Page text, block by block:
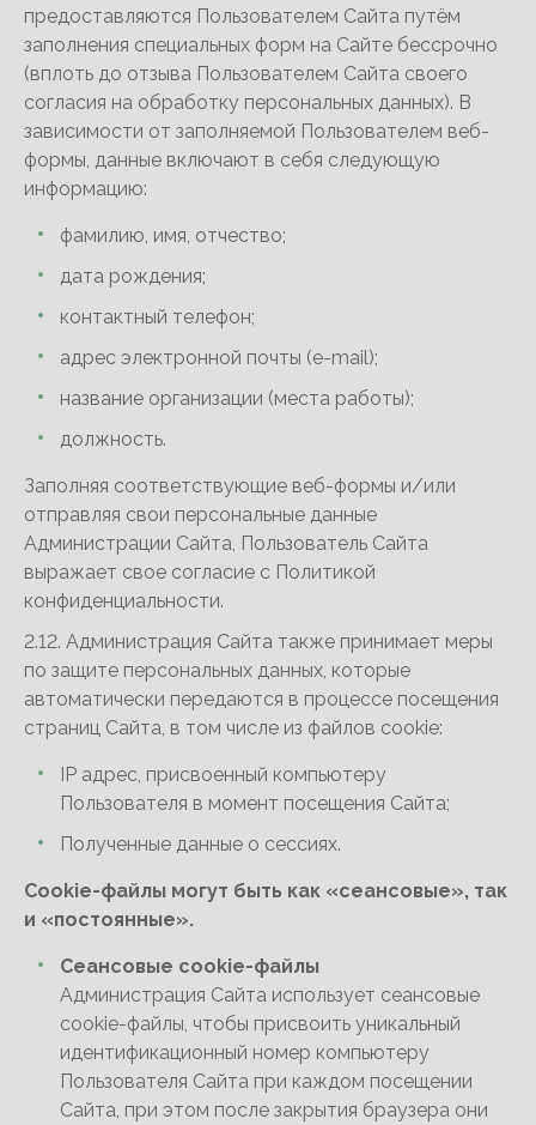
предоставляются Пользователем Сайта путём
заполнения специальных форм на Сайте бессрочно
(вплоть до отзыва Пользователем Сайта своего
согласия на обработку персональных данных). В
зависимости от заполняемой Пользователем веб-
формы, данные включают в себя следующую
информацию:
фамилию, имя, отчество;
дата рождения;
контактный телефон;
адрес электронной почты (e-mail);
название организации (места работы);
должность.
Заполняя соответствующие веб-формы и/или
отправляя свои персональные данные
Администрации Сайта, Пользователь Сайта
выражает свое согласие с Политикой
конфиденциальности.
2.12. Администрация Сайта также принимает меры
по защите персональных данных, которые
автоматически передаются в процессе посещения
страниц Сайта, в том числе из файлов cookie:
IP адрес, присвоенный компьютеру
Пользователя в момент посещения Сайта;
Полученные данные о сессиях.
Сookie-файлы могут быть как «сеансовые», так
и «постоянные».
Сеансовые cookie-файлы
Администрация Сайта использует сеансовые
cookie-файлы, чтобы присвоить уникальный
идентификационный номер компьютеру
Пользователя Сайта при каждом посещении
Сайта, при этом после закрытия браузера они